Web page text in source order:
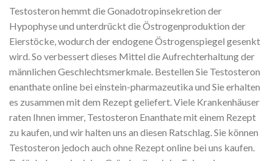
Testosteron hemmt die Gonadotropinsekretion der
Hypophyse und unterdrückt die Östrogenproduktion der
Eierstöcke, wodurch der endogene Östrogenspiegel gesenkt
wird. So verbessert dieses Mittel die Aufrechterhaltung der
männlichen Geschlechtsmerkmale. Bestellen Sie Testosteron
enanthate online bei einstein-pharmazeutika und Sie erhalten
es zusammen mit dem Rezept geliefert. Viele Krankenhäuser
raten Ihnen immer, Testosteron Enanthate mit einem Rezept
zu kaufen, und wir halten uns an diesen Ratschlag. Sie können
Testosteron jedoch auch ohne Rezept online bei uns kaufen.